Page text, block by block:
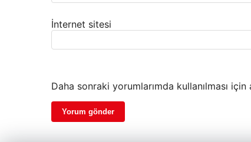
İnternet sitesi
Daha sonraki yorumlarımda kullanılması